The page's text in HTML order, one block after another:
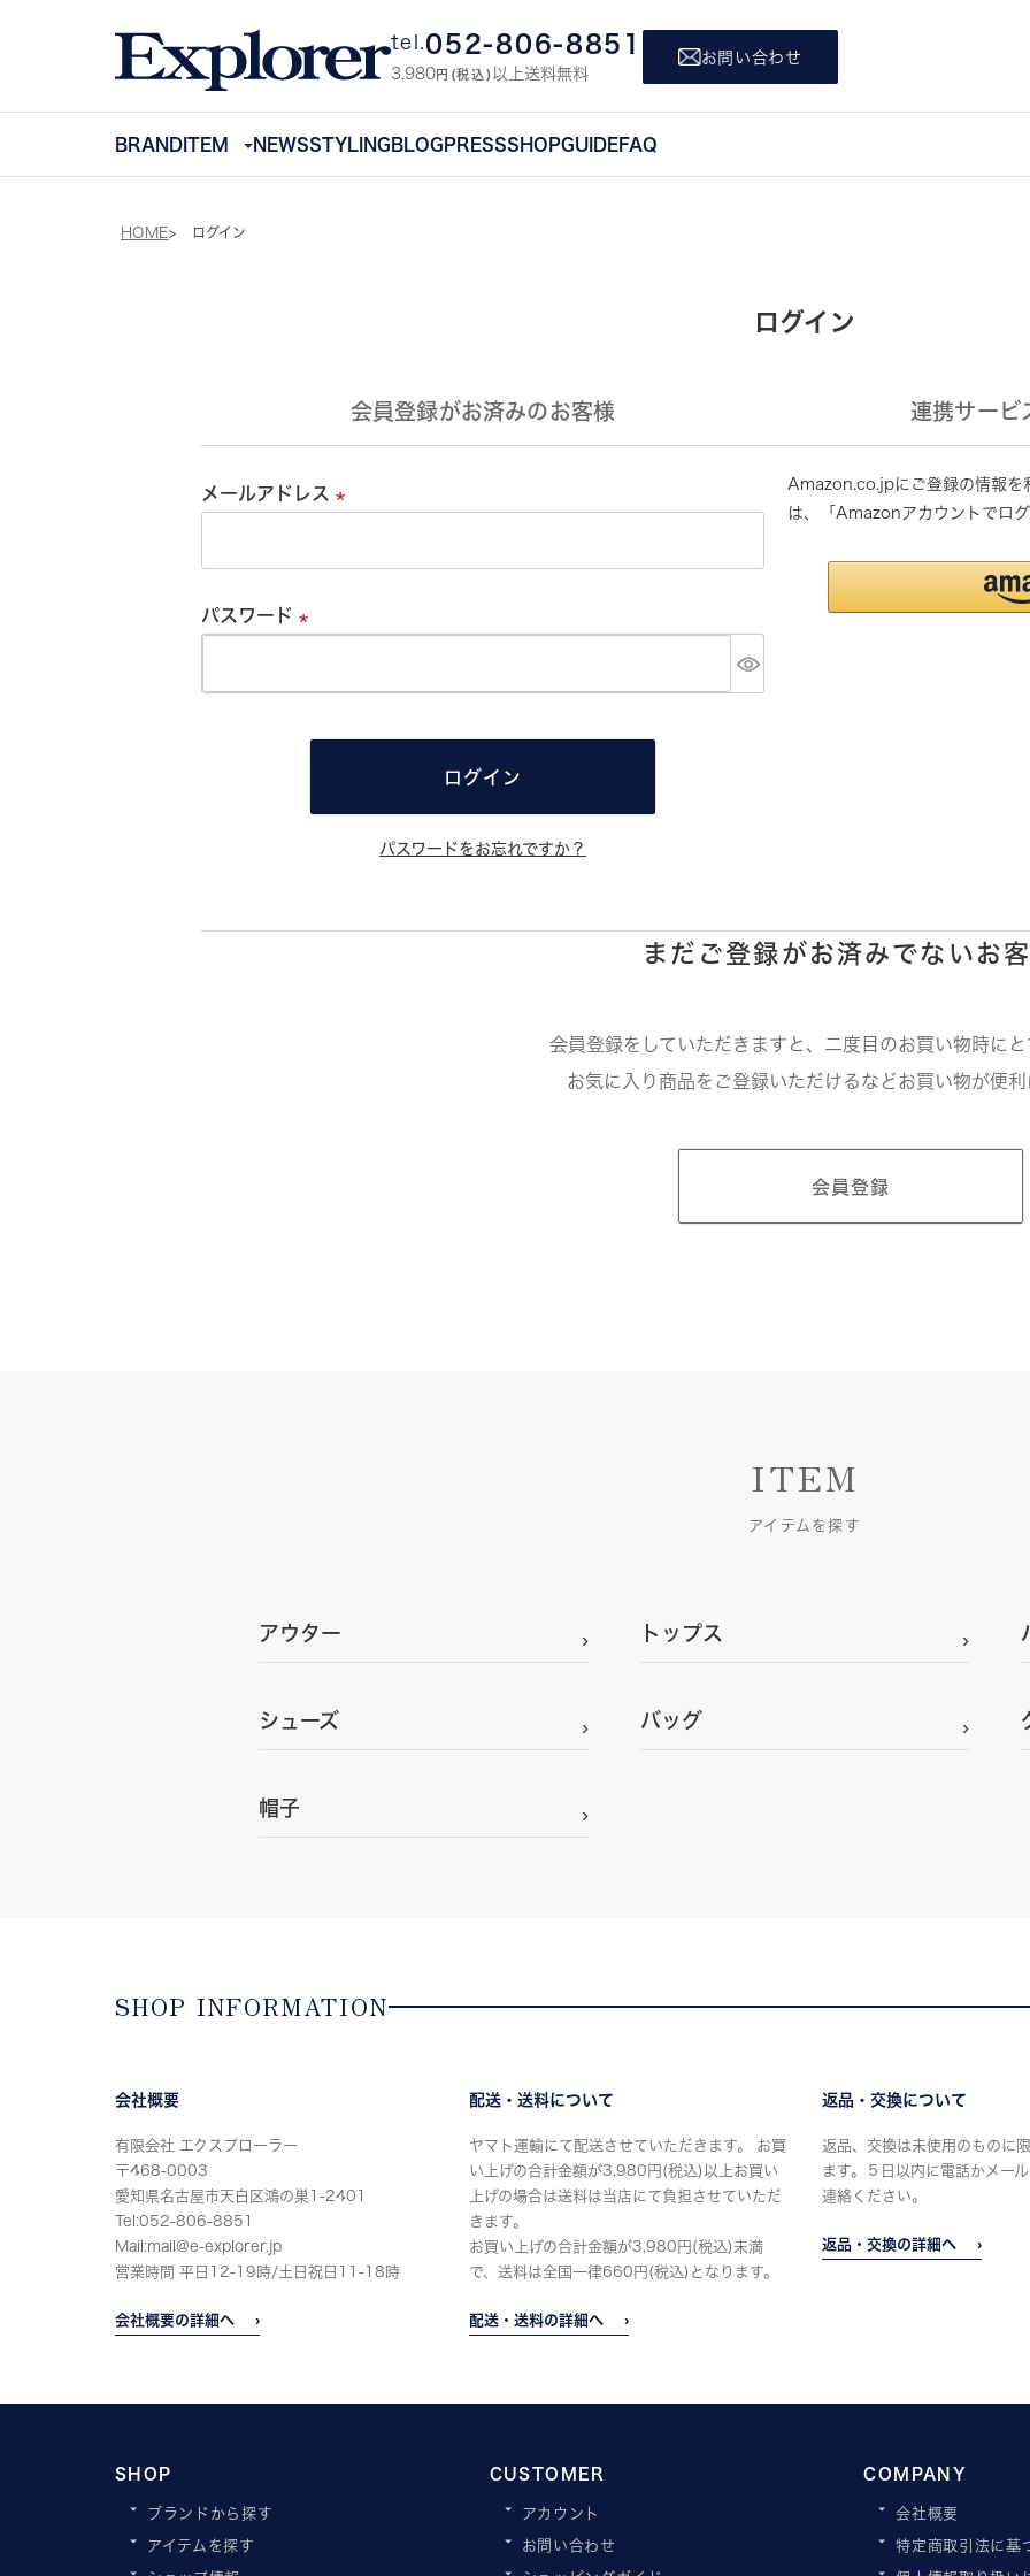
tel.052-806-8851
3,980円(税込)以上送料無料
お問い合わせ
BRANDITEM NEWSSTYLINGBLOGPRESSSHOPGUIDEFAQ
HOME ログイン
ログイン
会員登録がお済みのお客様
メールアドレス
須
パスワード
須
ログイン
パスワードをお忘れですか？
連携サービ
Amazon.co.jpにご登録の情報を
は、「Amazonアカウントでロ
まだご登録がお済みでないお
会員登録をしていただきますと、二度目のお買い物時に
お気に入り商品をご登録いただけるなどお買い物が便
会員登録
ITEM
アイテムを探す
アウター トップス
シューズ バッグ
帽子
SHOP INFORMATION
会社概要
有限会社 エクスプローラー
〒468-0003
愛知県名古屋市天白区鴻の巣1-2401
Tel:052-806-8851
Mail:mail@e-explorer.jp
営業時間 平日12-19時/土日祝日11-18時
会社概要の詳細へ
配送・送料について
ヤマト運輸にて配送させていただきます。 お買
い上げの合計金額が3,980円(税込)以上お買い
上げの場合は送料は当店にて負担させていただ
きます。
お買い上げの合計金額が3,980円(税込)未満
で、送料は全国一律660円(税込)となります。
配送・送料の詳細へ
返品・交換について
返品、交換は未使用のものに
ます。５日以内に電話かメー
連絡ください。
返品・交換の詳細へ
SHOP
ブランドから探す
アイテムを探す
CUSTOMER
アカウント
お問い合わせ
COMPANY
会社概要
特定商取引法に基